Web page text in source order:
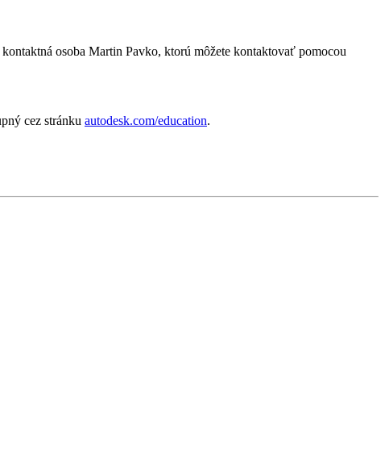
osoba Martin Pavko, ktorú môžete kontaktovať pomocou
cez stránku autodesk.com/education.